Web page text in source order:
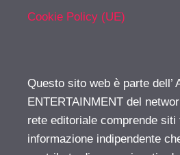
Cookie Policy (UE)
Questo sito web è parte dell’
ENTERTAINMENT del
rete editoriale comprende siti
informazione indipendente